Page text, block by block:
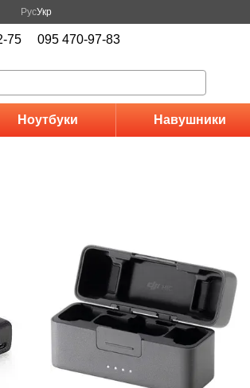
РусУкр
75 095 470-97-83
Ноутбуки Навушники